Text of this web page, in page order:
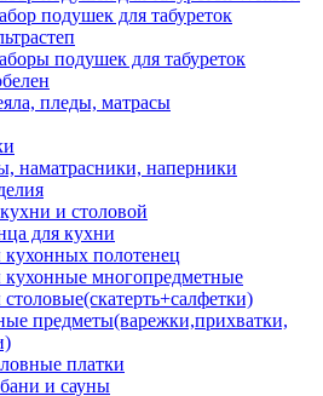
подушек для табуреток
подушек для табуреток
пледы, матрасы
наматрасники, наперники
и столовой
для кухни
полотенец
многопредметные
предметы(варежки,прихватки,
платки
и сауны